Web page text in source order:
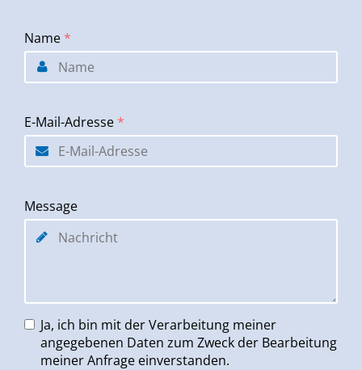
Name *
E-Mail-Adresse *
Message
Ja, ich bin mit der Verarbeitung meiner
angegebenen Daten zum Zweck der Bearbeitung
meiner Anfrage einverstanden.